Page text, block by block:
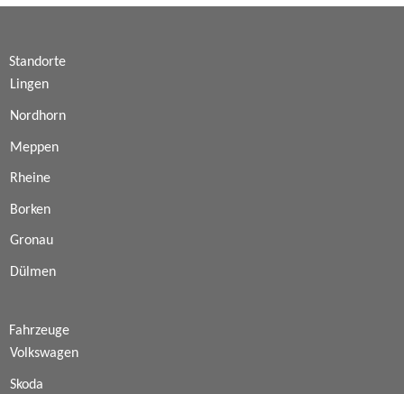
Standorte
Lingen
Nordhorn
Meppen
Rheine
Borken
Gronau
Dülmen
Fahrzeuge
Volkswagen
Skoda